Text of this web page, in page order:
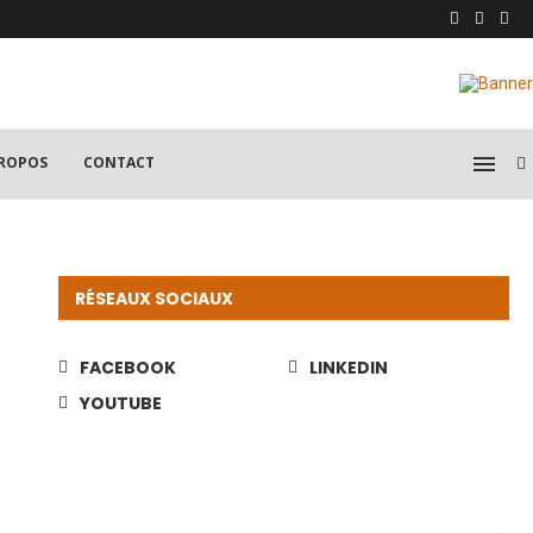
CONTACT
RÉSEAUX SOCIAUX
FACEBOOK
LINKEDIN
YOUTUBE